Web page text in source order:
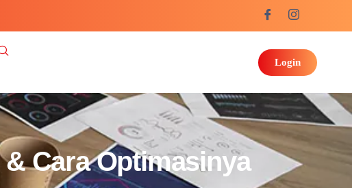
Login
Cara Optimasinya